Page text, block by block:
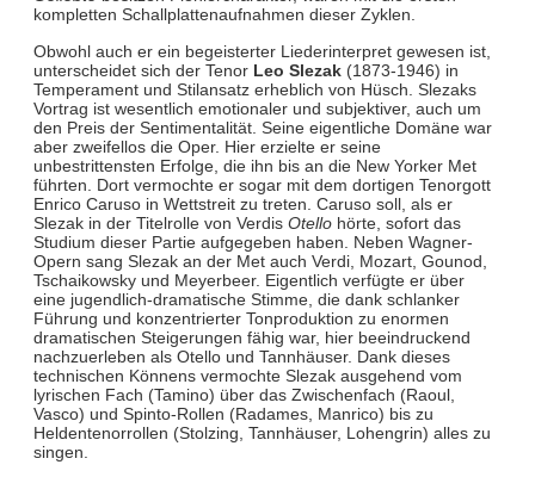
kompletten Schallplattenaufnahmen dieser Zyklen.
Obwohl auch er ein begeisterter Liederinterpret gewesen ist,
unterscheidet sich der Tenor Leo Slezak(1873-1946) in
Temperament und Stilansatz erheblich von Hüsch. Slezaks
Vortrag ist wesentlich emotionaler und subjektiver, auch um
den Preis der Sentimentalität. Seine eigentliche Domäne war
aber zweifellos die Oper. Hier erzielte er seine
unbestrittensten Erfolge, die ihn bis an die New Yorker Met
führten. Dort vermochte er sogar mit dem dortigen Tenorgott
Enrico Caruso in Wettstreit zu treten. Caruso soll, als er
Slezak in der Titelrolle von Verdis Otellohörte, sofort das
Studium dieser Partie aufgegeben haben. Neben Wagner-
Opern sang Slezak an der Met auch Verdi, Mozart, Gounod,
Tschaikowsky und Meyerbeer. Eigentlich verfügte er über
eine jugendlich-dramatische Stimme, die dank schlanker
Führung und konzentrierter Tonproduktion zu enormen
dramatischen Steigerungen fähig war, hier beeindruckend
nachzuerleben als Otello und Tannhäuser. Dank dieses
technischen Könnens vermochte Slezak ausgehend vom
lyrischen Fach (Tamino) über das Zwischenfach (Raoul,
Vasco) und Spinto-Rollen (Radames, Manrico) bis zu
Heldentenorrollen (Stolzing, Tannhäuser, Lohengrin) alles zu
singen.